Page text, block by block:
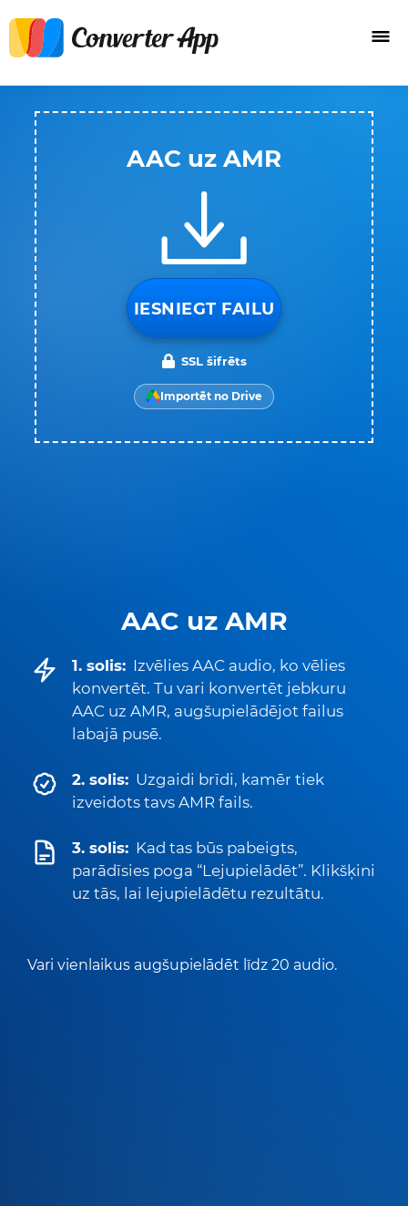
AAC uz AMR
1. solis: Izvēlies AAC audio, ko vēlies
konvertēt. Tu vari konvertēt jebkuru
AAC uz AMR, augšupielādējot failus
labajā pusē.
2. solis: Uzgaidi brīdi, kamēr tiek
izveidots tavs AMR fails.
3. solis: Kad tas būs pabeigts,
parādīsies poga “Lejupielādēt”. Klikšķini
uz tās, lai lejupielādētu rezultātu.
Vari vienlaikus augšupielādēt līdz 20 audio.
AAC uz AMR
IESNIEGT FAILU
SSL šifrēts
Importēt no Drive